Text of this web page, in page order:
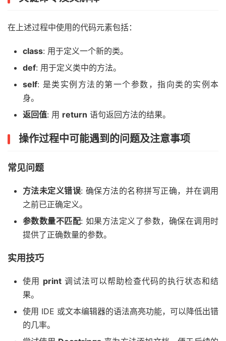
在上述过程中使用的代码元素包括：
class: 用于定义一个新的类。
def: 用于定义类中的方法。
self: 是类实例方法的第一个参数，指向类的实例本
身。
返回值: 用 return 语句返回方法的结果。
操作过程中可能遇到的问题及注意事项
常见问题
方法未定义错误: 确保方法的名称拼写正确，并在调用
之前已正确定义。
参数数量不匹配: 如果方法定义了参数，确保在调用时
提供了正确数量的参数。
实用技巧
使用 print 调试法可以帮助检查代码的执行状态和结
果。
使用 IDE 或文本编辑器的语法高亮功能，可以降低出错
的几率。